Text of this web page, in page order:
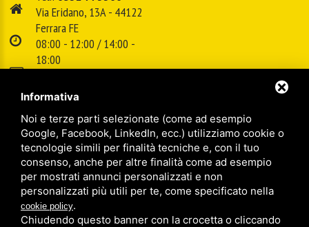
Via Eridano, 13A - 44122
Ferrara FE
08:00 - 12:00 / 14:00 -
18:00
info@cspsrl.biz
Sitemap / Privacy policy/Legal
Informativa
Noi e terze parti selezionate (come ad esempio
Google, Facebook, LinkedIn, ecc.) utilizziamo cookie o
tecnologie simili per finalità tecniche e, con il tuo
consenso, anche per altre finalità come ad esempio
per mostrati annunci personalizzati e non
personalizzati più utili per te, come specificato nella
cookie policy.
Chiudendo questo banner con la crocetta o cliccando